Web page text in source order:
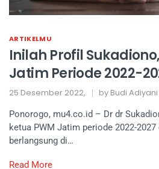
ARTIKELMU
Inilah Profil
Jatim Periode 2022-
25 Desember 2022, by Budi Adiyani
Ponorogo, mu4.co.id – Dr dr
ketua PWM Jatim periode 2022-
berlangsung di…
Read More